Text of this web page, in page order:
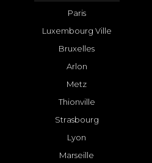
Paris
Luxembourg Ville
Bruxelles
Arlon
Metz
Thionville
Strasbourg
Lyon
Marseille